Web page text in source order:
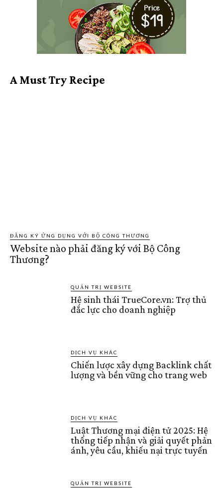
A Must Try Recipe
ĐĂNG KÝ ỨNG DỤNG VỚI BỘ CÔNG THƯƠNG
Website nào phải đăng ký với Bộ Công
Thương?
QUẢN TRỊ WEBSITE
Hệ sinh thái TrueCore.vn: Trợ thủ
đắc lực cho doanh nghiệp
DỊCH VỤ KHÁC
Chiến lược xây dựng Backlink chất
lượng và bền vững cho trang web
DỊCH VỤ KHÁC
Luật Thương mại điện tử 2025: Hệ
thống tiếp nhận và giải quyết phản
ánh, yêu cầu, khiếu nại trực tuyến
QUẢN TRỊ WEBSITE